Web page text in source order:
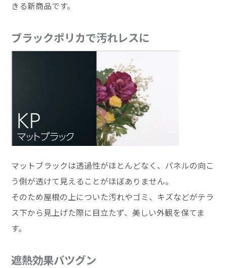
きる新商品です。
ブラックポリカで汚れレスに
マットブラックは透過性がほとんどなく、パネルの向こ
う側が透けて見えることがほぼありません。
そのため屋根の上についた汚れやゴミ、キズなどがテラ
ス下から見上げた際に目立たず、美しい外観を保てま
す。
遮熱効果バツグン